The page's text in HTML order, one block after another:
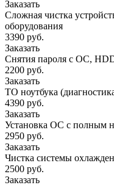
Заказать
Сложная чистка
оборудования
3390 руб.
Заказать
Снятия пароля с OC,
2200 руб.
Заказать
ТО ноутбука
4390 руб.
Заказать
Установка ОС с полным
2950 руб.
Заказать
Чистка системы
2500 руб.
Заказать